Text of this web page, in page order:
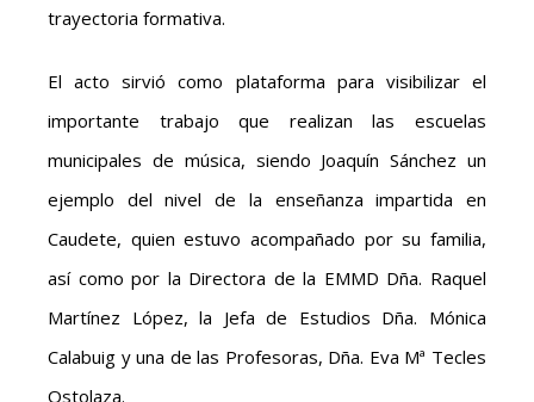
trayectoria formativa.
El acto sirvió como plataforma para visibilizar el
importante trabajo que realizan las escuelas
municipales de música, siendo Joaquín Sánchez un
ejemplo del nivel de la enseñanza impartida en
Caudete, quien estuvo acompañado por su familia,
así como por la Directora de la EMMD Dña. Raquel
Martínez López, la Jefa de Estudios Dña. Mónica
Calabuig y una de las Profesoras, Dña. Eva Mª Tecles
Ostolaza.